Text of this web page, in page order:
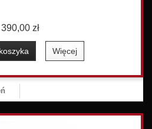
390,00 zł
Więcej